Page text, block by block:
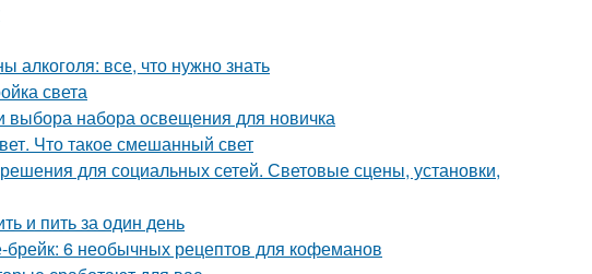
алкоголя: все, что нужно знать
света
выбора набора освещения для новичка
Что такое смешанный свет
для социальных сетей. Световые сцены, установки,
и пить за один день
брейк: 6 необычных рецептов для кофеманов